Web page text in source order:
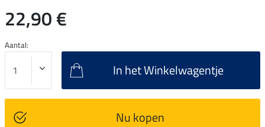
22,90 €
Aantal:
In het Winkelwagentje
Nu kopen